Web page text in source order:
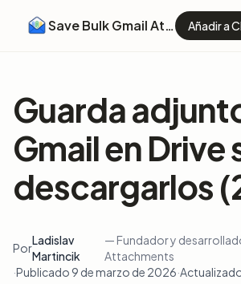
Save Bulk Gmail Attachments Añadir a
Guarda
Gmail en Drive
descargarlos
Por
Ladislav
Martincik
— Fundador y
Attachments
·Publicado 9 de marzo de 2026·